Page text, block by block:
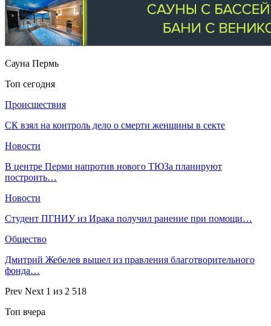
Сауна Пермь
Топ сегодня
Происшествия
СК взял на контроль дело о смерти женщины в секте
Новости
​В центре Перми напротив нового ТЮЗа планируют
построить…
Новости
​Студент ПГНИУ из Ирака получил ранение при помощи…
Общество
Дмитрий Жебелев вышел из правления благотворительного
фонда…
Prev Next 1 из 2 518
Топ вчера